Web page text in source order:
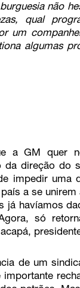
não
qual
um
algumas
a GM quer
da direção do
impedir uma
a se
já havíamos
só
de um